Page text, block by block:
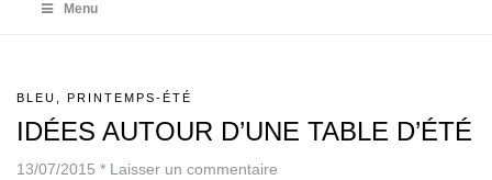
Menu
BLEU , PRINTEMPS-ÉTÉ
IDÉES AUTOUR D’UNE TABLE D’ÉTÉ
13/07/2015 * Laisser un commentaire